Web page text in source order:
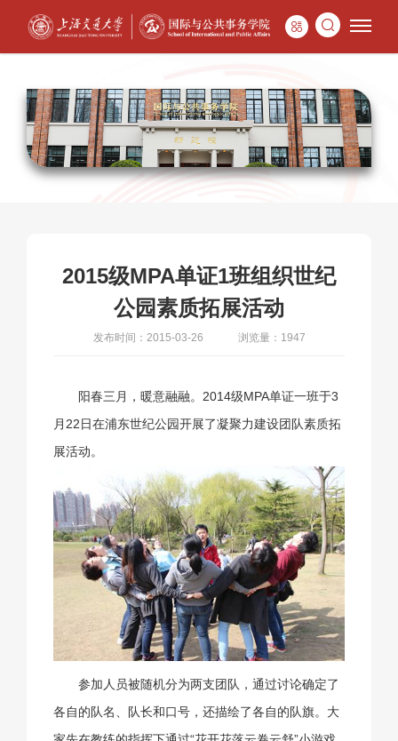
2015级MPA单证1班组织世纪
公园素质拓展活动
发布时间：2015-03-26 浏览量：1947
阳春三月，暖意融融。2014级MPA单证一班于3
月22日在浦东世纪公园开展了凝聚力建设团队素质拓
展活动。
参加人员被随机分为两支团队，通过讨论确定了
各自的队名、队长和口号，还描绘了各自的队旗。大